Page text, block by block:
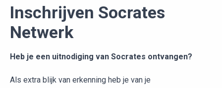
Inschrijven Socrates
Netwerk
Heb je een uitnodiging van Socrates ontvangen?
Als extra blijk van erkenning heb je van je